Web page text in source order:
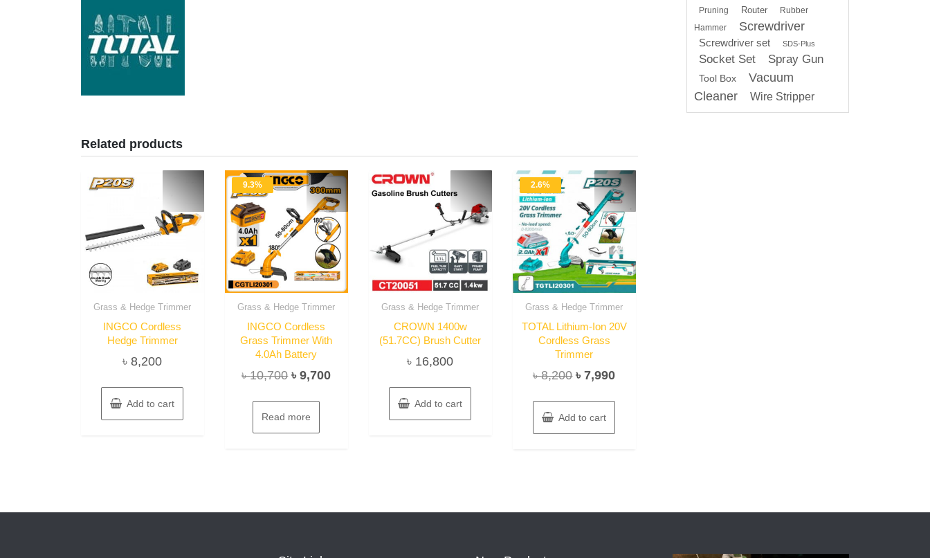
Related products
Grass & Hedge Trimmer
INGCO Cordless
Hedge Trimmer
৳8,200
Add to cart
9.3%
Grass & Hedge Trimmer
INGCO Cordless
Grass Trimmer With
4.0Ah Battery
৳10,700 Original
was:
৳ 10,700.
৳9,700Current
Read more
Grass & Hedge Trimmer
CROWN 1400w
(51.7CC) Brush Cutter
৳ 16,800
Add to cart
2.6%
Grass & Hedge Trimmer
TOTAL Lithium-Ion 20V
Cordless Grass
Trimmer
৳8,200 Original
was:
৳ 8,200.
৳7,990Current
৳ 7,990.
Add to cart
Pruning Router
Rubber
Hammer
Screwdriver
Screwdriver set SDS-Plus
Socket Set Spray Gun
Tool Box
Vacuum
Cleaner
Wire Stripper